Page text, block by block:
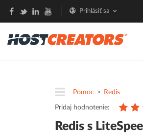
Prihlásiť sa
Pomoc Redis
Pridaj hodnotenie:
Redis s